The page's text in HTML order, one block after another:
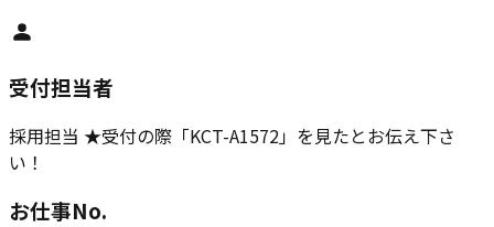
受付担当者
採用担当 ★受付の際「KCT-A1572」を見たとお伝え下さ
い！
お仕事No.